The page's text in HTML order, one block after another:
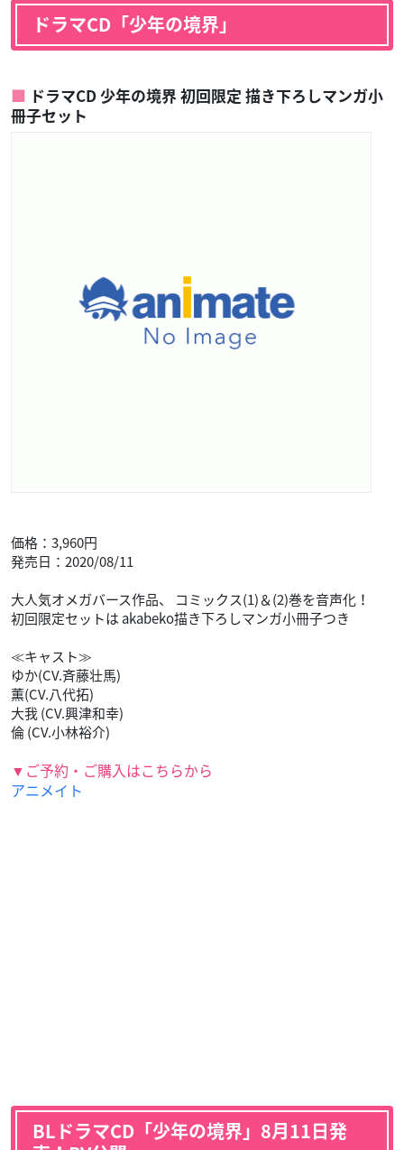
ドラマCD「少年の境界」
ドラマCD 少年の境界 初回限定 描き下ろしマンガ小
冊子セット
価格：3,960円
発売日：2020/08/11
大人気オメガバース作品、 コミックス(1)＆(2)巻を音声化！
初回限定セットは akabeko描き下ろしマンガ小冊子つき
≪キャスト≫
ゆか(CV.斉藤壮馬)
薫(CV.八代拓)
大我 (CV.興津和幸)
倫 (CV.小林裕介)
▼ご予約・ご購入はこちらから
アニメイト
BLドラマCD「少年の境界」8月11日発